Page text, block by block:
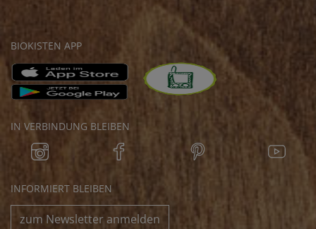
BIOKISTEN APP
IN VERBINDUNG BLEIBEN
INFORMIERT BLEIBEN
zum Newsletter anmelden